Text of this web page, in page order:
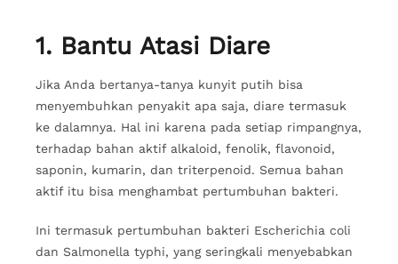
1. Bantu Atasi Diare
Jika Anda bertanya-tanya kunyit putih bisa
menyembuhkan penyakit apa saja, diare termasuk
ke dalamnya. Hal ini karena pada setiap rimpangnya,
terhadap bahan aktif alkaloid, fenolik, flavonoid,
saponin, kumarin, dan triterpenoid. Semua bahan
aktif itu bisa menghambat pertumbuhan bakteri.
Ini termasuk pertumbuhan bakteri Escherichia coli
dan Salmonella typhi, yang seringkali menyebabkan